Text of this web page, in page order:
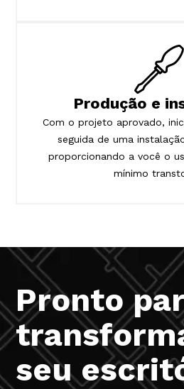
Produção e
Com o projeto aprovado,
seguida de uma
proporcionando a você o
mínimo
Pronto
seu